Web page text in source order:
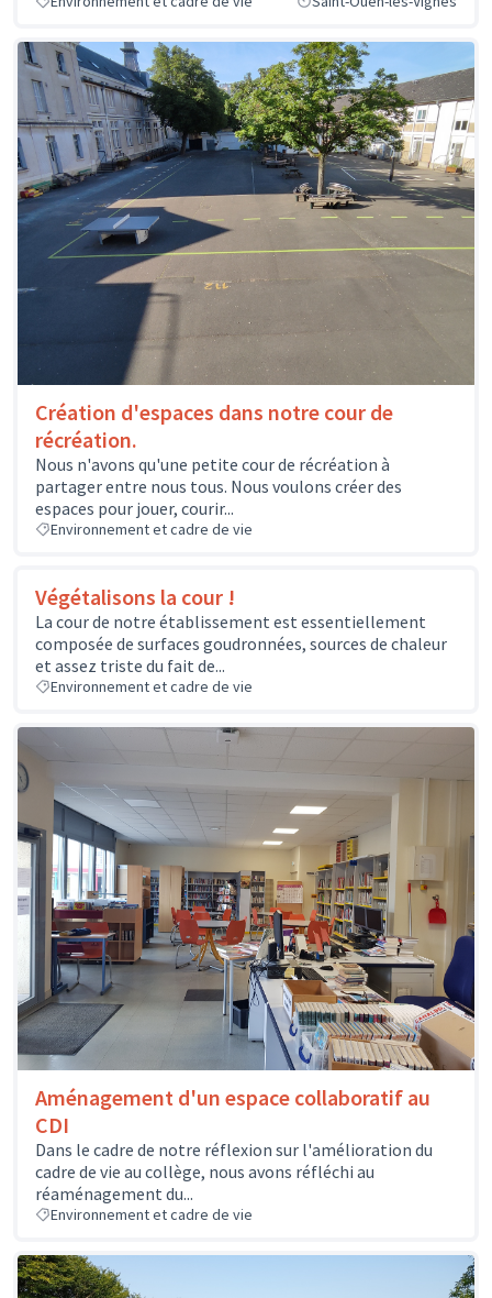
Création d'espaces dans notre cour de
récréation.
Nous n'avons qu'une petite cour de récréation à
partager entre nous tous. Nous voulons créer des
espaces pour jouer, courir...
Environnement et cadre de vie
Végétalisons la cour !
La cour de notre établissement est essentiellement
composée de surfaces goudronnées, sources de chaleur
et assez triste du fait de...
Environnement et cadre de vie
Aménagement d'un espace collaboratif au
CDI
Dans le cadre de notre réflexion sur l'amélioration du
cadre de vie au collège, nous avons réfléchi au
réaménagement du...
Environnement et cadre de vie